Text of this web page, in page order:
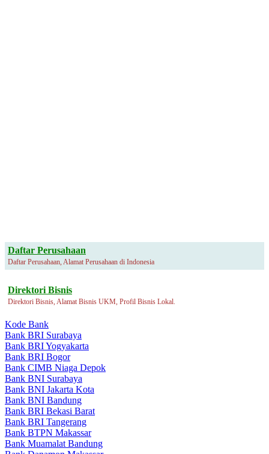
Daftar Perusahaan
Daftar Perusahaan, Alamat Perusahaan di Indonesia
Direktori Bisnis
Direktori Bisnis, Alamat Bisnis UKM, Profil Bisnis Lokal.
Kode Bank
Bank BRI Surabaya
Bank BRI Yogyakarta
Bank BRI Bogor
Bank CIMB Niaga Depok
Bank BNI Surabaya
Bank BNI Jakarta Kota
Bank BNI Bandung
Bank BRI Bekasi Barat
Bank BRI Tangerang
Bank BTPN Makassar
Bank Muamalat Bandung